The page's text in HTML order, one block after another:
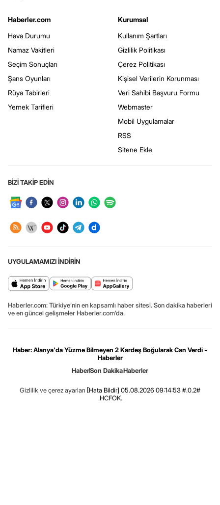
Haberler.com
Hava Durumu
Namaz Vakitleri
Seçim Sonuçları
Şans Oyunları
Rüya Tabirleri
Yemek Tarifleri
Kurumsal
Kullanım Şartları
Gizlilik Politikası
Çerez Politikası
Kişisel Verilerin Korunması
Veri Sahibi Başvuru Formu
Webmaster
Mobil Uygulamalar
RSS
Sitene Ekle
BİZİ TAKİP EDİN
UYGULAMAMIZI İNDİRİN
Haberler.com: Türkiye’nin en kapsamlı haber sitesi. Son dakika haberleri
ve en güncel gelişmeler Haberler.com’da.
Haber: Alanya'da Yüzme Bilmeyen 2 Kardeş Boğularak Can Verdi -
Haberler
HaberSon DakikaHaberler
Gizlilik ve çerez ayarları [Hata Bildir] 05.08.2026 09:14:53 #.0.2#
.HCFOK.